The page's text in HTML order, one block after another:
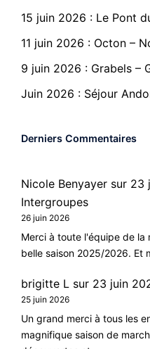
15 juin 2026 : Le Pont
11 juin 2026 : Octon –
9 juin 2026 : Grabels –
Juin 2026 : Séjour
Derniers Commentaires
Nicole Benyayer sur 23
Intergroupes
26 juin 2026
Merci à toute l'équipe de
belle saison 2025/2026. Et
brigitte L sur 23 juin
25 juin 2026
Un grand merci à tous les
magnifique saison de